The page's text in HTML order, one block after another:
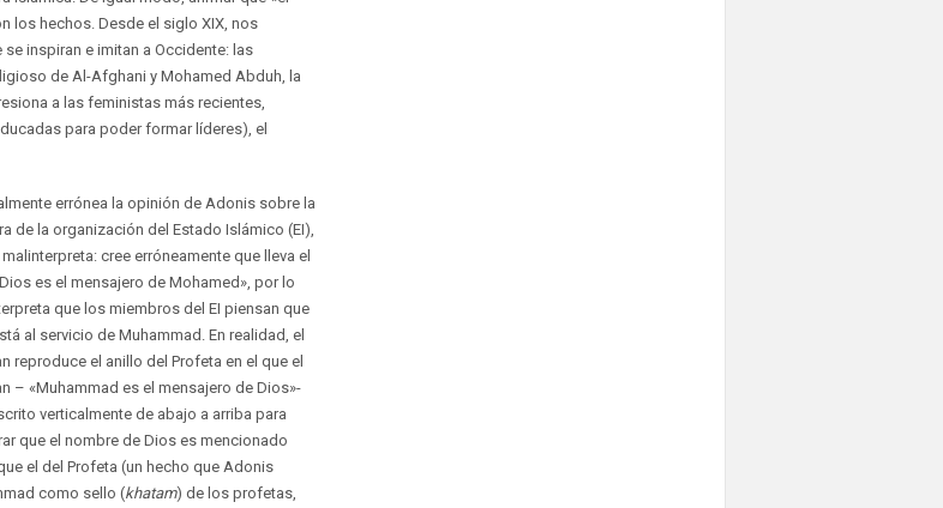
los hechos. Desde el siglo XIX, nos
inspiran e imitan a Occidente: las
de Al-Afghani y Mohamed Abduh, la
a las feministas más recientes,
para poder formar líderes), el
errónea la opinión de Adonis sobre la
de la organización del Estado Islámico (EI),
malinterpreta: cree erróneamente que lleva el
es el mensajero de Mohamed», por lo
que los miembros del EI piensan que
al servicio de Muhammad. En realidad, el
reproduce el anillo del Profeta en el que el
– «Muhammad es el mensajero de Dios»-
verticalmente de abajo a arriba para
que el nombre de Dios es mencionado
el del Profeta (un hecho que Adonis
como sello (khatam) de los profetas,